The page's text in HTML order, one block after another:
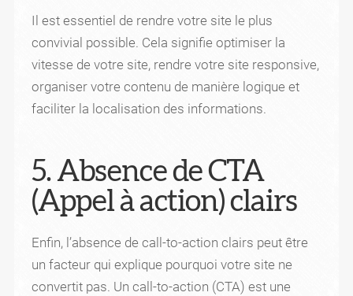
Il est essentiel de rendre votre site le plus
convivial possible. Cela signifie optimiser la
vitesse de votre site, rendre votre site responsive,
organiser votre contenu de manière logique et
faciliter la localisation des informations.
5. Absence de CTA
(Appel à action) clairs
Enfin, l’absence de call-to-action clairs peut être
un facteur qui explique pourquoi votre site ne
convertit pas. Un call-to-action (CTA) est une